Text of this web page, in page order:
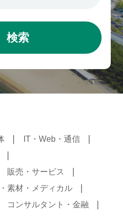
検索
IT・Web・通信
販売・サービス
素材・メディカル
コンサルタント・金融